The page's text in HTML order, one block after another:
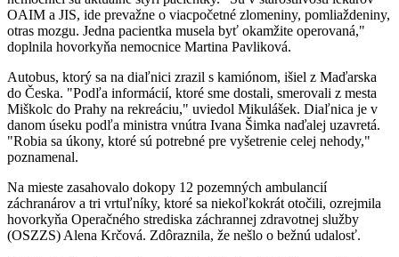
OAIM a JIS, ide prevažne o viacpočetné zlomeniny, pomliaždeniny,
otras mozgu. Jedna pacientka musela byť okamžite operovaná,"
doplnila hovorkyňa nemocnice Martina Pavliková.
Autobus, ktorý sa na diaľnici zrazil s kamiónom, išiel z Maďarska
do Česka. "Podľa informácií, ktoré sme dostali, smerovali z mesta
Miškolc do Prahy na rekreáciu," uviedol Mikulášek. Diaľnica je v
danom úseku podľa ministra vnútra Ivana Šimka naďalej uzavretá.
"Robia sa úkony, ktoré sú potrebné pre vyšetrenie celej nehody,"
poznamenal.
Na mieste zasahovalo dokopy 12 pozemných ambulancií
záchranárov a tri vrtuľníky, ktoré sa niekoľkokrát otočili, ozrejmila
hovorkyňa Operačného strediska záchrannej zdravotnej služby
(OSZZS) Alena Krčová. Zdôraznila, že nešlo o bežnú udalosť.